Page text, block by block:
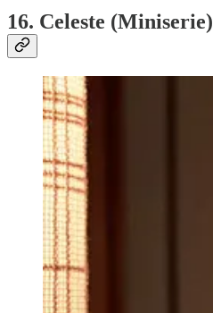
16. Celeste (Miniserie)